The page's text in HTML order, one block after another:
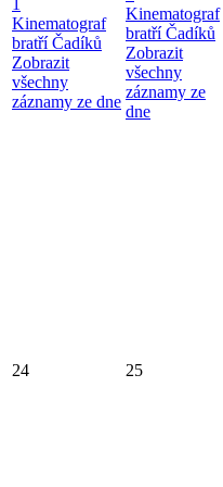
Kinematograf
bratří Čadíků
Zobrazit
všechny
záznamy ze dne
Kinematograf
bratří Čadíků
Zobrazit
všechny
záznamy ze
dne
24 25